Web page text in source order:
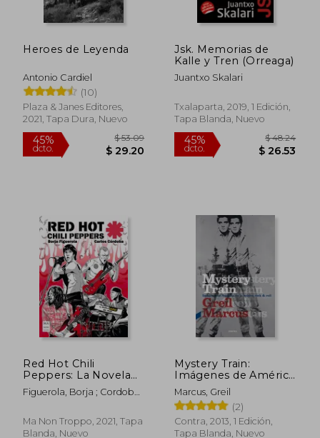
45%
dcto. $ 18.58 $
Heroes de Leyenda
Antonio Cardiel
(10)
Plaza & Janes Editores,
2021, Tapa Dura, Nuevo
Jsk. Memorias de
Kalle y Tren (Orreaga)
Juantxo Skalari
Txalaparta, 2019, 1 Edición,
Tapa Blanda, Nuevo
Red Hot Chili
Peppers: La Novela
Gráfica del Rock
Figuerola, Borja ; Cordoba,
Ma Non Troppo, 2021, Tapa
Blanda, Nuevo
Mystery Train:
Imágenes de América
En La Música Rock &
Roll
Marcus, Greil
(2)
Contra, 2013, 1 Edición,
Tapa Blanda, Nuevo